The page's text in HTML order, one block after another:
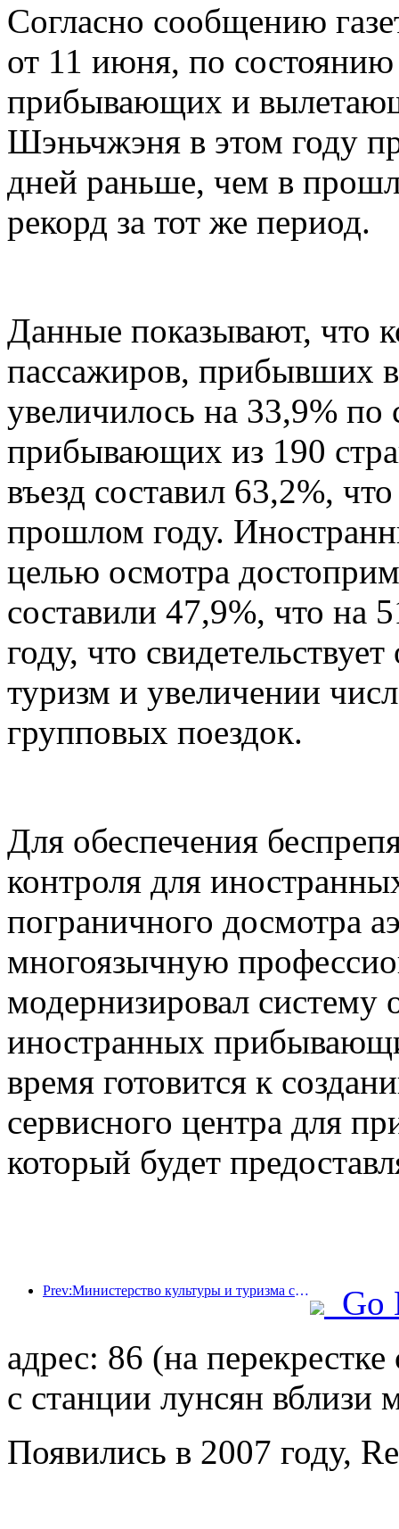
Согласно сообщению
от 11 июня, по
прибывающих и
Шэньчжэня в этом году
дней раньше, чем в
рекорд за тот же период.
Данные показывают, что
пассажиров, прибывших в
увеличилось на 33,9%
прибывающих из 190
въезд составил 63,2%,
прошлом году.
целью осмотра
составили 47,9%, что
году, что
туризм и увеличении
групповых поездок.
Для обеспечения
контроля для
пограничного досмотра
многоязычную
модернизировал систему
иностранных
время готовится к
сервисного центра для
который будет
Prev:Министерство культуры и туризма сообщило, что в 2025 году 16 994 достопримечательности категории А посетили 7,51 миллиарда человек, что принесло доход от туризма в размере 554,49 миллиарда юаней.
Go
адрес: 86 (на
с станции лунсян вблизи
Появились в 2007 году,